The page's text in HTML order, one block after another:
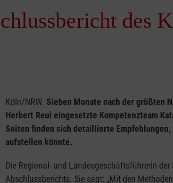
des
Köln/NRW. Sieben Monate nach der größten
Herbert Reul eingesetzte Kompetenzteam
Seiten finden sich detaillierte
aufstellen könnte.
Die Regional- und Landesgeschäftsführerin
Abschlussberichts. Sie sagt: „Mit den